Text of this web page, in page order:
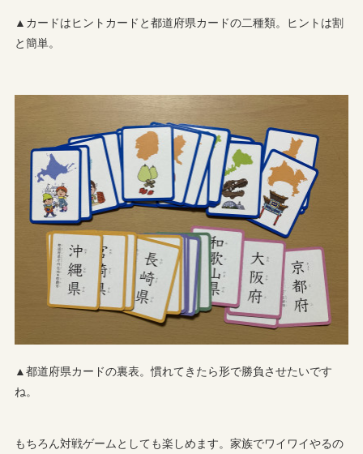
▲カードはヒントカードと都道府県カードの二種類。ヒントは割
と簡単。
▲都道府県カードの裏表。慣れてきたら形で勝負させたいです
ね。
もちろん対戦ゲームとしても楽しめます。家族でワイワイやるの